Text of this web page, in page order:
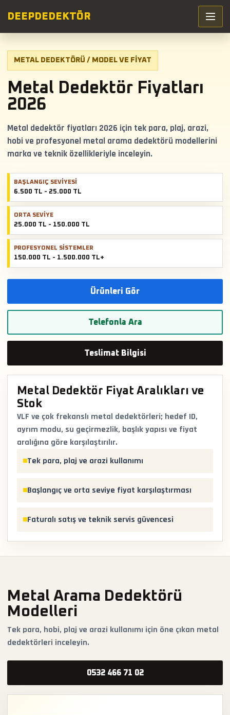
DEEP DEDEKTÖR
METAL DEDEKTÖRÜ / MODEL VE FIYAT
Metal Dedektör Fiyatları
2026
Metal dedektör fiyatları 2026 için tek para, plaj, arazi,
hobi ve profesyonel metal arama dedektörü modellerini
marka ve teknik özellikleriyle inceleyin.
BAŞLANGIÇ SEVIYESI
6.500 TL - 25.000 TL
ORTA SEVIYE
25.000 TL - 150.000 TL
PROFESYONEL SISTEMLER
150.000 TL - 1.500.000 TL+
Ürünleri Gör
Telefonla Ara
Teslimat Bilgisi
Metal Dedektör Fiyat Aralıkları ve
Stok
VLF ve çok frekanslı metal dedektörleri; hedef ID,
ayrım modu, su geçirmezlik, başlık yapısı ve fiyat
aralığına göre karşılaştırılır.
Tek para, plaj ve arazi kullanımı
Başlangıç ve orta seviye fiyat karşılaştırması
Faturalı satış ve teknik servis güvencesi
Metal Arama Dedektörü
Modelleri
Tek para, hobi, plaj ve arazi kullanımı için öne çıkan metal
dedektörleri inceleyin.
0532 466 71 02